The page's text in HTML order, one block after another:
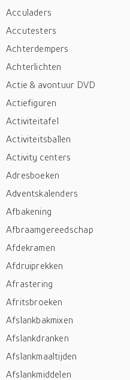
Acculaders
Accutesters
Achterdempers
Achterlichten
Actie & avontuur DVD
Actiefiguren
Activiteitafel
Activiteitsballen
Activity centers
Adresboeken
Adventskalenders
Afbakening
Afbraamgereedschap
Afdekramen
Afdruiprekken
Afrastering
Afritsbroeken
Afslankbakmixen
Afslankdranken
Afslankmaaltijden
Afslankmiddelen